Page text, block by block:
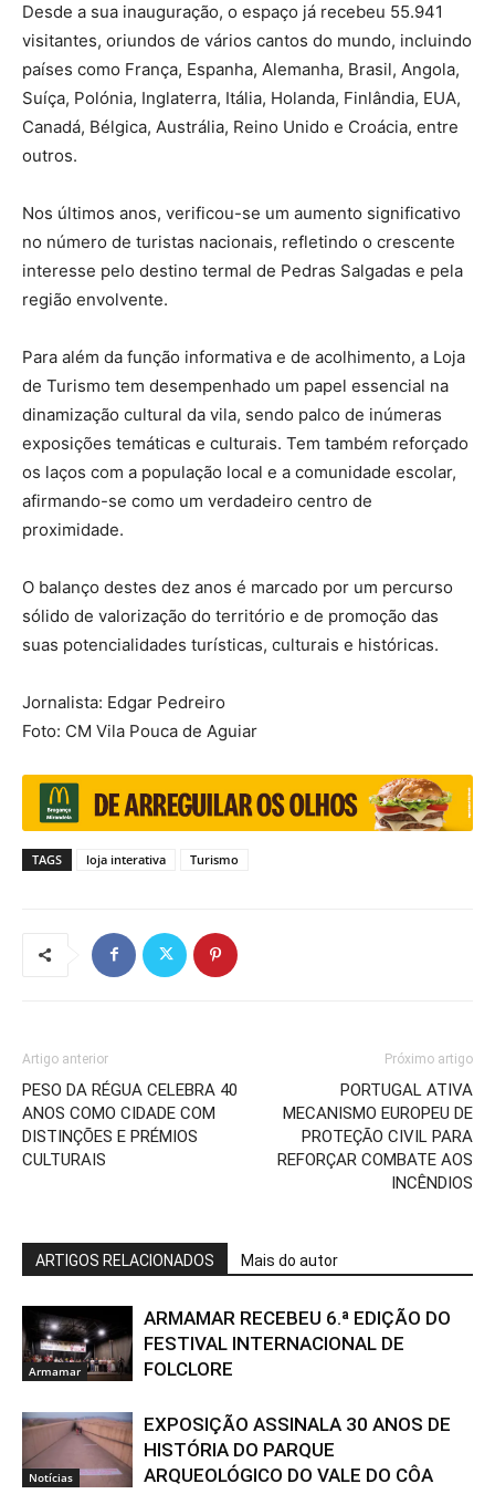
Desde a sua inauguração, o espaço já recebeu 55.941
visitantes, oriundos de vários cantos do mundo, incluindo
países como França, Espanha, Alemanha, Brasil, Angola,
Suíça, Polónia, Inglaterra, Itália, Holanda, Finlândia, EUA,
Canadá, Bélgica, Austrália, Reino Unido e Croácia, entre
outros.
Nos últimos anos, verificou-se um aumento significativo
no número de turistas nacionais, refletindo o crescente
interesse pelo destino termal de Pedras Salgadas e pela
região envolvente.
Para além da função informativa e de acolhimento, a Loja
de Turismo tem desempenhado um papel essencial na
dinamização cultural da vila, sendo palco de inúmeras
exposições temáticas e culturais. Tem também reforçado
os laços com a população local e a comunidade escolar,
afirmando-se como um verdadeiro centro de
proximidade.
O balanço destes dez anos é marcado por um percurso
sólido de valorização do território e de promoção das
suas potencialidades turísticas, culturais e históricas.
Jornalista: Edgar Pedreiro
Foto: CM Vila Pouca de Aguiar
TAGS loja interativa Turismo
Artigo anterior
PESO DA RÉGUA CELEBRA 40
ANOS COMO CIDADE COM
DISTINÇÕES E PRÉMIOS
CULTURAIS
Próximo artigo
PORTUGAL ATIVA
MECANISMO EUROPEU DE
PROTEÇÃO CIVIL PARA
REFORÇAR COMBATE AOS
INCÊNDIOS
ARTIGOS RELACIONADOS Mais do autor
Armamar
ARMAMAR RECEBEU 6.ª EDIÇÃO DO
FESTIVAL INTERNACIONAL DE
FOLCLORE
Notícias
EXPOSIÇÃO ASSINALA 30 ANOS DE
HISTÓRIA DO PARQUE
ARQUEOLÓGICO DO VALE DO CÔA